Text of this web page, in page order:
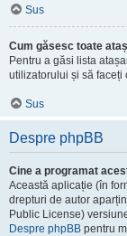
Sus
Cum găsesc toate
Pentru a găsi lista
utilizatorului și să faceți
Sus
Despre phpBB
Cine a programat
Această aplicație (în
drepturi de autor
Public License)
Despre phpBB pentru